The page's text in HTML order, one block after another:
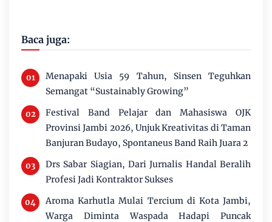
Baca juga:
Menapaki Usia 59 Tahun, Sinsen Teguhkan
Semangat “Sustainably Growing”
Festival Band Pelajar dan Mahasiswa OJK
Provinsi Jambi 2026, Unjuk Kreativitas di Taman
Banjuran Budayo, Spontaneus Band Raih Juara 2
Drs Sabar Siagian, Dari Jurnalis Handal Beralih
Profesi Jadi Kontraktor Sukses
Aroma Karhutla Mulai Tercium di Kota Jambi,
Warga Diminta Waspada Hadapi Puncak